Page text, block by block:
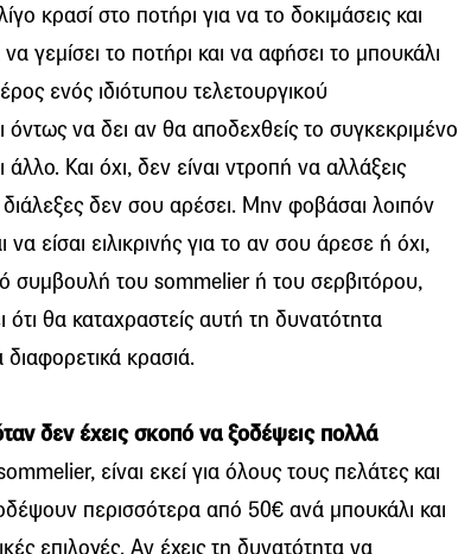
κρασί στο ποτήρι για να το δοκιμάσεις και
γεμίσει το ποτήρι και να αφήσει το μπουκάλι
ενός ιδιότυπου τελετουργικού
όντως να δει αν θα αποδεχθείς το συγκεκριμένο
άλλο. Και όχι, δεν είναι ντροπή να αλλάξεις
δεν σου αρέσει. Μην φοβάσαι λοιπόν
είσαι ειλικρινής για το αν σου άρεσε ή όχι,
συμβουλή του sommelier ή του σερβιτόρου,
θα καταχραστείς αυτή τη δυνατότητα
κρασιά.
δεν έχεις σκοπό να ξοδέψεις πολλά
είναι εκεί για όλους τους πελάτες και
περισσότερα από 50€ ανά μπουκάλι και
επιλογές. Αν έχεις τη δυνατότητα να